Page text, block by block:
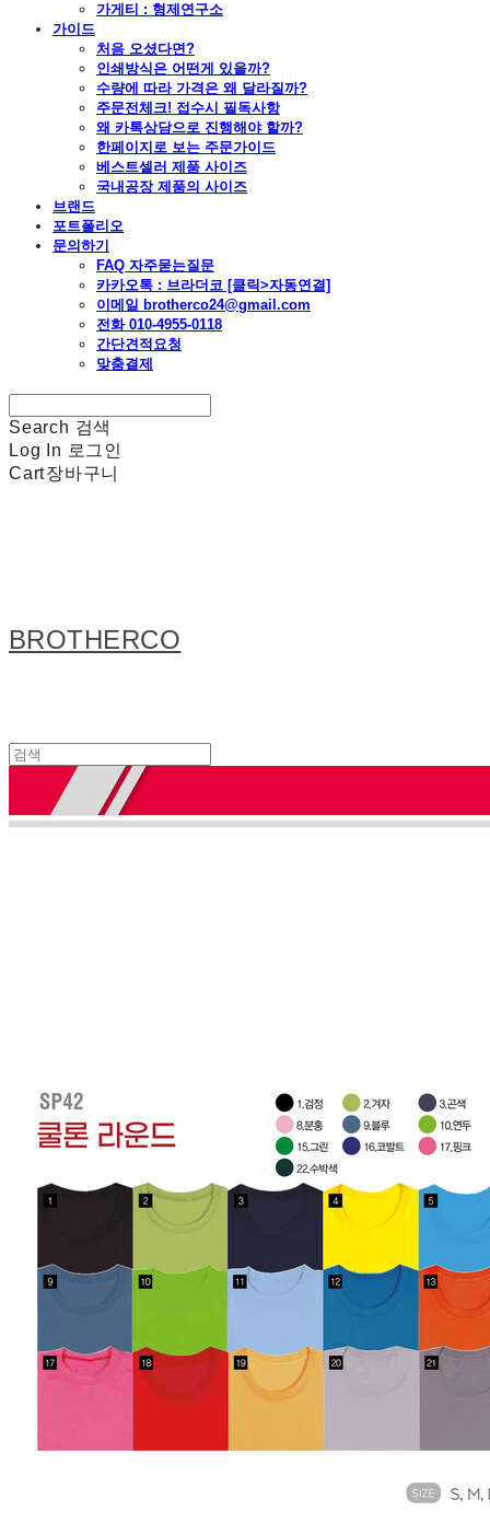
가게티 : 형제연구소
가이드
처음 오셨다면?
인쇄방식은 어떤게 있을까?
수량에 따라 가격은 왜 달라질까?
주문전체크! 접수시 필독사항
왜 카톡상담으로 진행해야 할까?
한페이지로 보는 주문가이드
베스트셀러 제품 사이즈
국내공장 제품의 사이즈
브랜드
포트폴리오
문의하기
FAQ 자주묻는질문
카카오톡 : 브라더코 [클릭>자동연결]
이메일 brotherco24@gmail.com
전화 010-4955-0118
간단견적요청
맞춤결제
Search 검색
Log In 로그인
Cart장바구니
BROTHERCO